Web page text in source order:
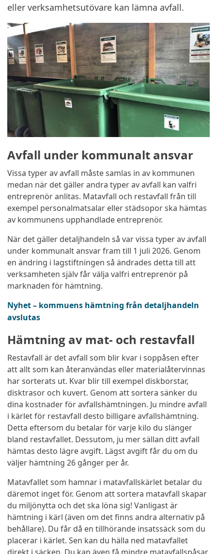
eller verksamhetsutövare kan lämna avfall.
Avfall under kommunalt ansvar
Vissa typer av avfall måste samlas in av kommunen
medan när det gäller andra typer av avfall kan valfri
entreprenör anlitas. Matavfall och restavfall från till
exempel personalmatsalar eller städsopor ska hämtas
av kommunens upphandlade entreprenör.
När det gäller detaljhandeln så var vissa typer av avfall
under kommunalt ansvar fram till 1 juli 2026. Genom
en ändring i lagstiftningen så ändrades detta till att
verksamheten själv får välja valfri entreprenör på
marknaden för hämtning.
Nyhet – kommuens hämtning från detaljhandeln
avslutas
Hämtning av mat- och restavfall
Restavfall är det avfall som blir kvar i soppåsen efter
att allt som kan återanvändas eller materialåtervinnas
har sorterats ut. Kvar blir till exempel diskborstar,
disktrasor och kuvert. Genom att sortera sänker du
dina kostnader för avfallshämtningen. Ju mindre avfall
i kärlet för restavfall desto billigare avfallshämtning.
Detta eftersom du betalar för varje kilo du slänger
bland restavfallet. Dessutom, ju mer sällan ditt avfall
hämtas desto lägre avgift. Lägst avgift får du om du
väljer hämtning 26 gånger per år.
Matavfallet som hamnar i matavfallskärlet betalar du
däremot inget för. Genom att sortera matavfall skapar
du miljönytta och det ska löna sig! Vanligast är
hämtning i kärl (även om det finns andra alternativ på
behållare). Du får då en tillhörande insatssäck som du
placerar i kärlet. Sen kan du hälla ned matavfallet